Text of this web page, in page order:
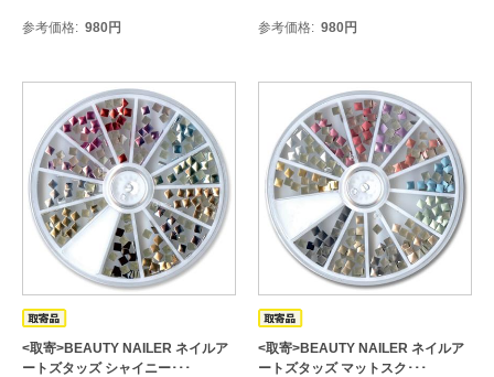
参考価格 980円 参考価格 980円
<取寄>BEAUTY NAILER ネイルア
ートズタッズ シャイニー･･･
<取寄>BEAUTY NAILER ネイルア
ートズタッズ マットスク･･･